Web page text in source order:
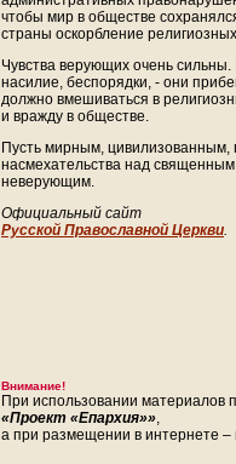
чтобы мир в обществе
страны оскорбление
Чувства верующих очень сильны.
насилие, беспорядки, - они
должно вмешиваться в
и вражду в обществе.
Пусть мирным, цивилизованным,
насмехательства над
неверующим.
Официальный сайт
Русской Православной Церкви
Внимание!
При использовании материалов
«Проект «Епархия»»
а при размещении в интернете